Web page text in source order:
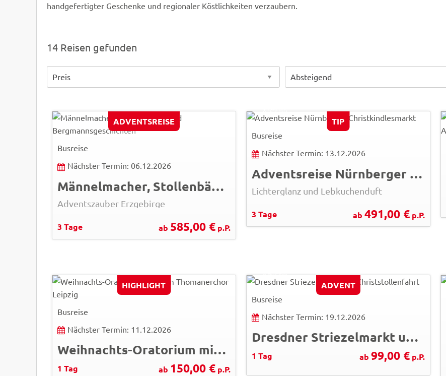
handgefertigter Geschenke und regionaler Köstlichkeiten verzaubern.
14 Reisen gefunden
Pixstore -Fotolia
© Easy-BUS
ADVENTSREISE
Busreise
Nächster Termin: 06.12.2026
Männelmacher, Stollenbäcker und Bergmannsgeschichten
Adventszauber Erzgebirge
3 Tage ab 585,00 €p.P.
© Easy-BUS
TIP
Busreise
Nächster Termin: 13.12.2026
Adventsreise Nürnberger Christkindlesmarkt
Lichterglanz und Lebkuchenduft
3 Tage ab 491,00 €p.P.
Dirk Brzoska
© LTM Leipzig
HIGHLIGHT
Busreise
Nächster Termin: 11.12.2026
Weihnachts-Oratorium mit dem Thomanerchor Leipzig
1 Tag ab 150,00 €p.P.
ADVENT
Busreise
Nächster Termin: 19.12.2026
Dresdner Striezelmarkt und Christstollenfahrt
1 Tag ab 99,00 €p.P.